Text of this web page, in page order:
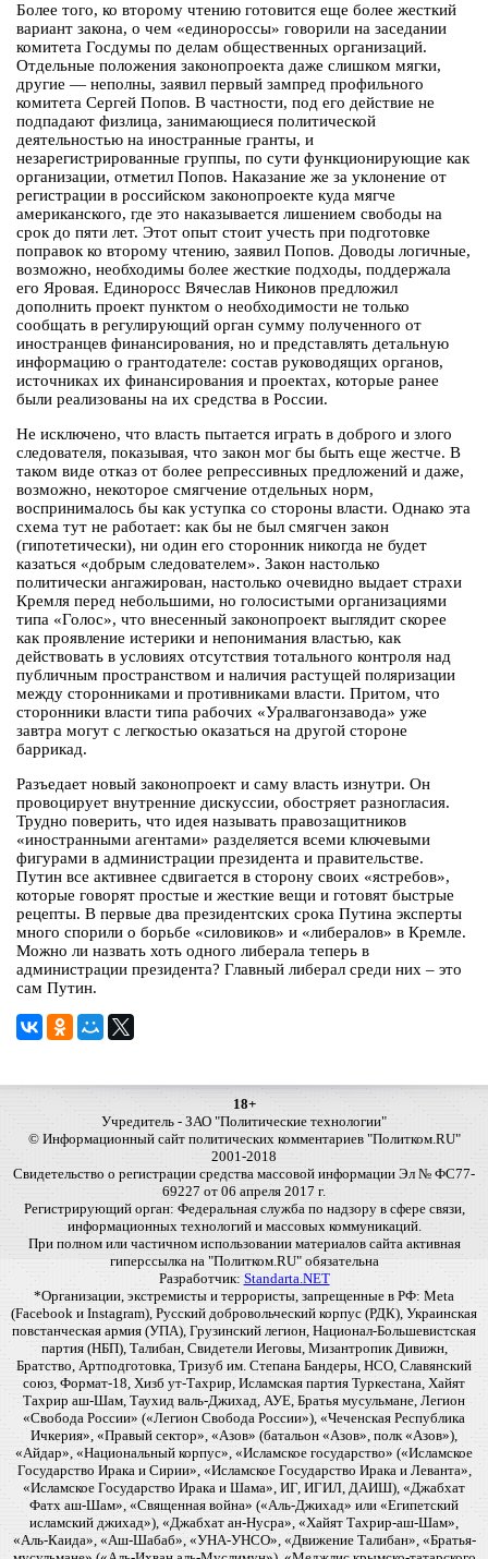
Более того, ко второму чтению готовится еще более жесткий
вариант закона, о чем «единороссы» говорили на заседании
комитета Госдумы по делам общественных организаций.
Отдельные положения законопроекта даже слишком мягки,
другие — неполны, заявил первый зампред профильного
комитета Сергей Попов. В частности, под его действие не
подпадают физлица, занимающиеся политической
деятельностью на иностранные гранты, и
незарегистрированные группы, по сути функционирующие как
организации, отметил Попов. Наказание же за уклонение от
регистрации в российском законопроекте куда мягче
американского, где это наказывается лишением свободы на
срок до пяти лет. Этот опыт стоит учесть при подготовке
поправок ко второму чтению, заявил Попов. Доводы логичные,
возможно, необходимы более жесткие подходы, поддержала
его Яровая. Единоросс Вячеслав Никонов предложил
дополнить проект пунктом о необходимости не только
сообщать в регулирующий орган сумму полученного от
иностранцев финансирования, но и представлять детальную
информацию о грантодателе: состав руководящих органов,
источниках их финансирования и проектах, которые ранее
были реализованы на их средства в России.
Не исключено, что власть пытается играть в доброго и злого
следователя, показывая, что закон мог бы быть еще жестче. В
таком виде отказ от более репрессивных предложений и даже,
возможно, некоторое смягчение отдельных норм,
воспринималось бы как уступка со стороны власти. Однако эта
схема тут не работает: как бы не был смягчен закон
(гипотетически), ни один его сторонник никогда не будет
казаться «добрым следователем». Закон настолько
политически ангажирован, настолько очевидно выдает страхи
Кремля перед небольшими, но голосистыми организациями
типа «Голос», что внесенный законопроект выглядит скорее
как проявление истерики и непонимания властью, как
действовать в условиях отсутствия тотального контроля над
публичным пространством и наличия растущей поляризации
между сторонниками и противниками власти. Притом, что
сторонники власти типа рабочих «Уралвагонзавода» уже
завтра могут с легкостью оказаться на другой стороне
баррикад.
Разъедает новый законопроект и саму власть изнутри. Он
провоцирует внутренние дискуссии, обостряет разногласия.
Трудно поверить, что идея называть правозащитников
«иностранными агентами» разделяется всеми ключевыми
фигурами в администрации президента и правительстве.
Путин все активнее сдвигается в сторону своих «ястребов»,
которые говорят простые и жесткие вещи и готовят быстрые
рецепты. В первые два президентских срока Путина эксперты
много спорили о борьбе «силовиков» и «либералов» в Кремле.
Можно ли назвать хоть одного либерала теперь в
администрации президента? Главный либерал среди них – это
сам Путин.
18+
Учредитель - ЗАО "Политические технологии"
© Информационный сайт политических комментариев "Политком.RU"
2001-2018
Свидетельство о регистрации средства массовой информации Эл № ФС77-
69227 от 06 апреля 2017 г.
Регистрирующий орган: Федеральная служба по надзору в сфере связи,
информационных технологий и массовых коммуникаций.
При полном или частичном использовании материалов сайта активная
гиперссылка на "Политком.RU" обязательна
Разработчик: Standarta.NET
*Организации, экстремисты и террористы, запрещенные в РФ: Meta
(Facebook и Instagram), Русский добровольческий корпус (РДК), Украинская
повстанческая армия (УПА), Грузинский легион, Национал-Большевистская
партия (НБП), Талибан, Свидетели Иеговы, Мизантропик Дивижн,
Братство, Артподготовка, Тризуб им. Степана Бандеры, НСО, Славянский
союз, Формат-18, Хизб ут-Тахрир, Исламская партия Туркестана, Хайят
Тахрир аш-Шам, Таухид валь-Джихад, АУЕ, Братья мусульмане, Легион
«Свобода России» («Легион Свобода России»), «Чеченская Республика
Ичкерия», «Правый сектор», «Азов» (батальон «Азов», полк «Азов»),
«Айдар», «Национальный корпус», «Исламское государство» («Исламское
Государство Ирака и Сирии», «Исламское Государство Ирака и Леванта»,
«Исламское Государство Ирака и Шама», ИГ, ИГИЛ, ДАИШ), «Джабхат
Фатх аш-Шам», «Священная война» («Аль-Джихад» или «Египетский
исламский джихад»), «Джабхат ан-Нусра», «Хайят Тахрир-аш-Шам»,
«Аль-Каида», «Аш-Шабаб», «УНА-УНСО», «Движение Талибан», «Братья-